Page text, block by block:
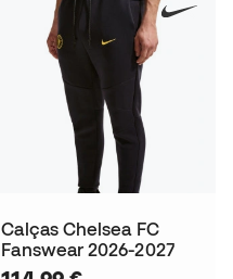
Calças Chelsea FC
Fanswear 2026-2027